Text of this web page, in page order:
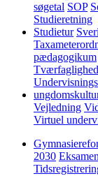
søgetal SOP
Studieretning
Studietur
pædagogikum
Tværfaglighed
Vejledning
Virtuel
2030 Eksamen